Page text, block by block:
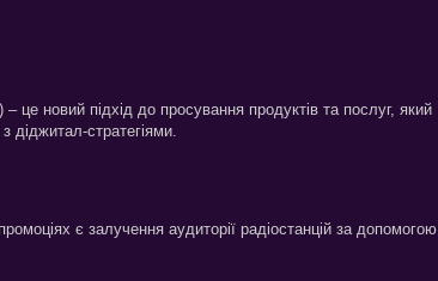
це новий підхід до просування продуктів та послуг, який
діджитал-стратегіями.
є залучення аудиторії радіостанцій за допомогою